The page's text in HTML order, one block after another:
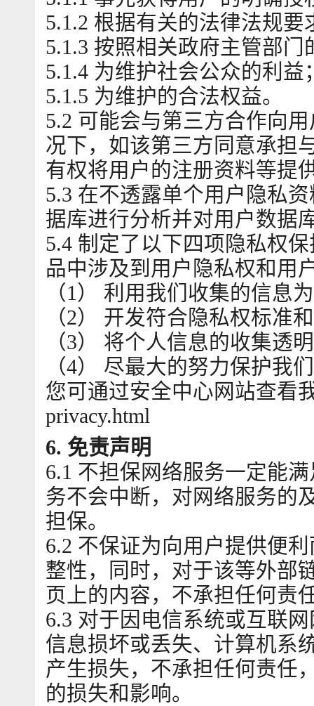
5.1.2 根据有关的法律法规要
5.1.3 按照相关政府主管部门
5.1.4 为维护社会公众的利益
5.1.5 为维护的合法权益。
5.2 可能会与第三方合作向
况下，如该第三方同意承担
有权将用户的注册资料等提
5.3 在不透露单个用户隐私
据库进行分析并对用户数据
5.4 制定了以下四项隐私权
品中涉及到用户隐私权和用
（1） 利用我们收集的信息
（2） 开发符合隐私权标准
（3） 将个人信息的收集透
（4） 尽最大的努力保护我
您可通过安全中心网站查看
privacy.html
6. 免责声明
6.1 不担保网络服务一定能
务不会中断，对网络服务的
担保。
6.2 不保证为向用户提供便
整性，同时，对于该等外部
页上的内容，不承担任何责
6.3 对于因电信系统或互联
信息损坏或丢失、计算机系
产生损失，不承担任何责任
的损失和影响。